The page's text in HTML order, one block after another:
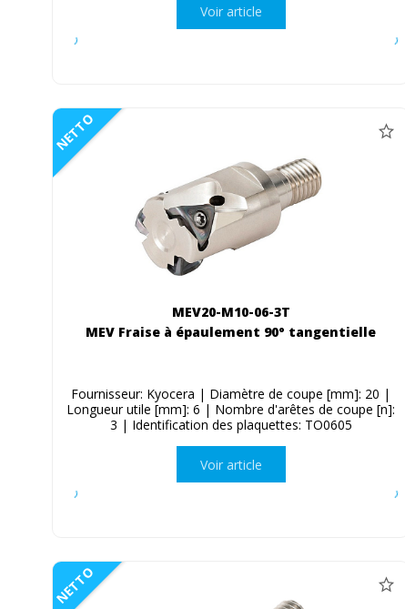
Voir article
NETTO
MEV20-M10-06-3T
MEV Fraise à épaulement 90° tangentielle
Fournisseur: Kyocera | Diamètre de coupe [mm]: 20 |
Longueur utile [mm]: 6 | Nombre d'arêtes de coupe [n]:
3 | Identification des plaquettes: TO0605
Voir article
NETTO